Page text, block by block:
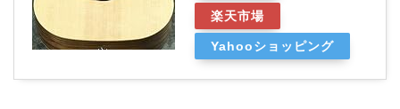
楽天市場
Yahooショッピング